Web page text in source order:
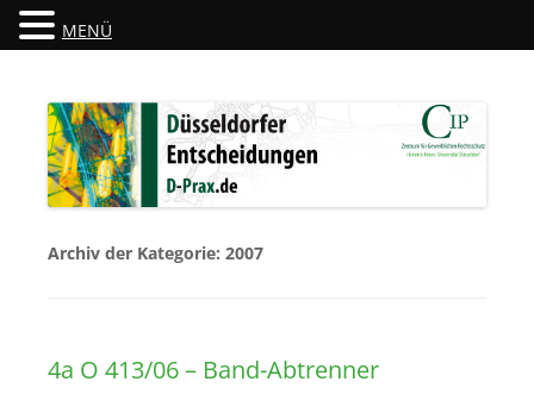
Düsseldorfer Entscheidungen
Archiv der Kategorie: 2007
4a O 413/06 – Band-Abtrenner
MENÜ